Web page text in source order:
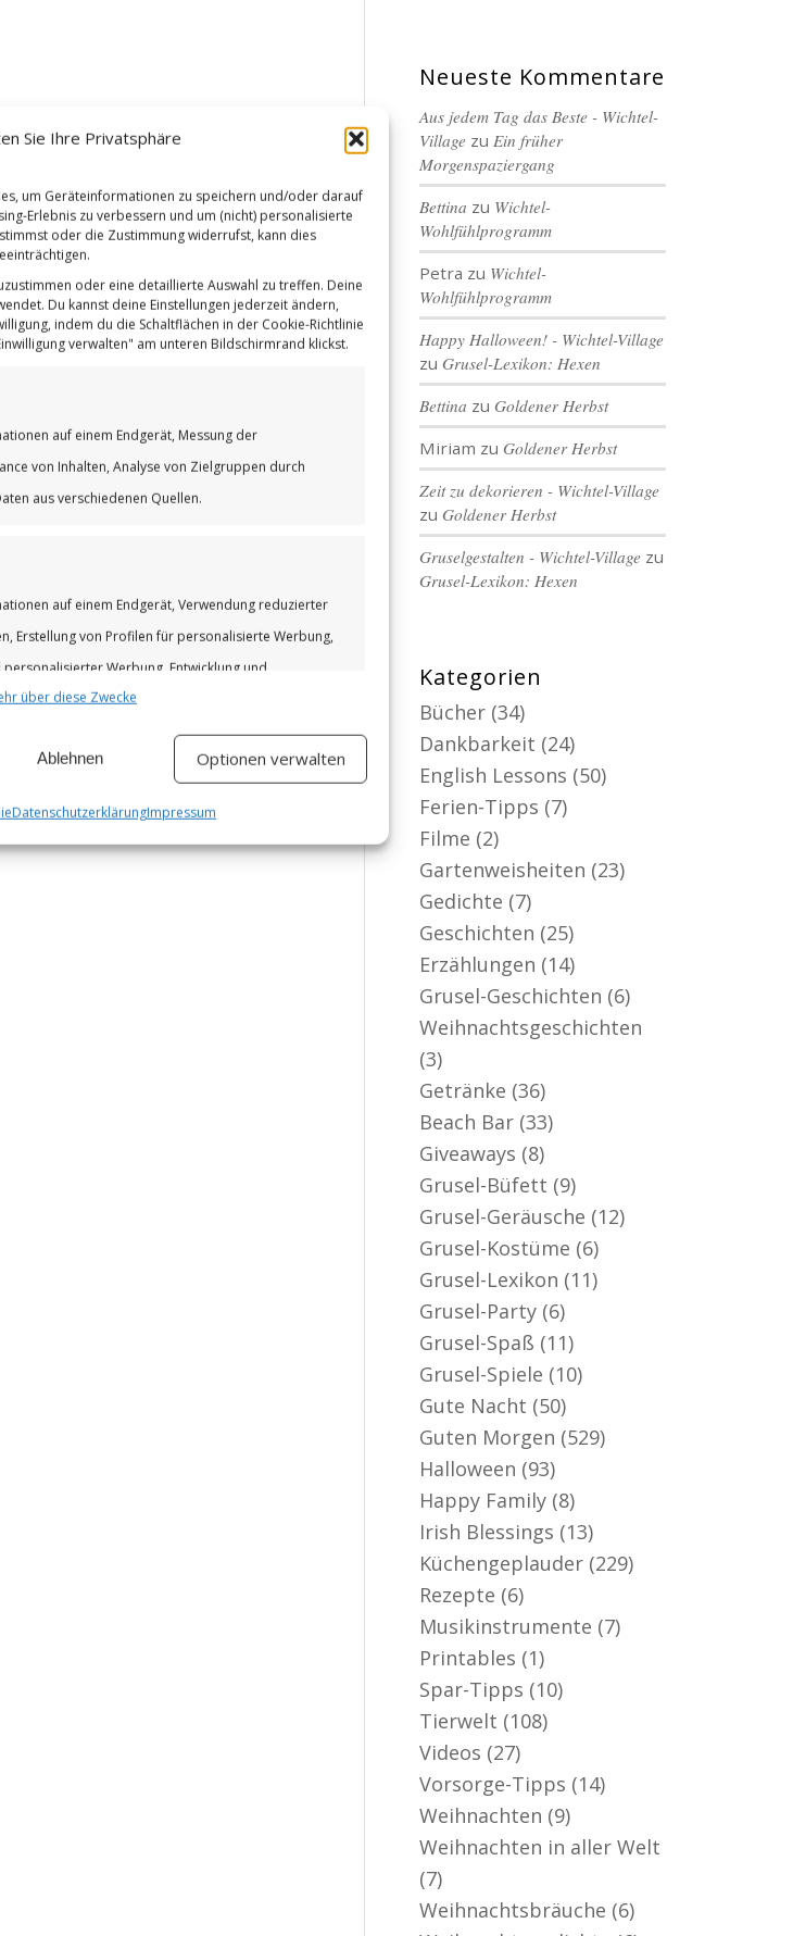
Sie Ihre Privatsphäre
um Geräteinformationen zu speichern und/oder darauf
Erlebnis zu verbessern und um (nicht) personalisierte
oder die Zustimmung widerrufst, kann dies
oder eine detaillierte Auswahl zu treffen. Deine
Du kannst deine Einstellungen jederzeit ändern,
indem du die Schaltflächen in der Cookie-Richtlinie
verwalten" am unteren Bildschirmrand klickst.
auf einem Endgerät, Messung der
von Inhalten, Analyse von Zielgruppen durch
aus verschiedenen Quellen.
auf einem Endgerät, Verwendung reduzierter
Erstellung von Profilen für personalisierte Werbung,
Werbung, Entwicklung und
Immer aktiv
aus unterschiedlichen Quellen,
über diese Zwecke
Ablehnen Optionen verwalten
DatenschutzerklärungImpressum
Neueste Kommentare
Aus jedem Tag das Beste - Wichtel-
Village zuEin früher
Morgenspaziergang
Bettina zu Wichtel-
Wohlfühlprogramm
Petra zu Wichtel-
Wohlfühlprogramm
Happy Halloween! - Wichtel-Village
zuGrusel-Lexikon: Hexen
Bettina zuGoldener Herbst
Miriam zuGoldener Herbst
Zeit zu dekorieren - Wichtel-Village
zuGoldener Herbst
Gruselgestalten - Wichtel-Village zu
Grusel-Lexikon: Hexen
Kategorien
Bücher (34)
Dankbarkeit (24)
English Lessons (50)
Ferien-Tipps (7)
Filme (2)
Gartenweisheiten (23)
Gedichte (7)
Geschichten (25)
Erzählungen (14)
Grusel-Geschichten (6)
Weihnachtsgeschichten
(3)
Getränke (36)
Beach Bar (33)
Giveaways (8)
Grusel-Büfett (9)
Grusel-Geräusche (12)
Grusel-Kostüme (6)
Grusel-Lexikon (11)
Grusel-Party (6)
Grusel-Spaß (11)
Grusel-Spiele (10)
Gute Nacht (50)
Guten Morgen (529)
Halloween (93)
Happy Family (8)
Irish Blessings (13)
Küchengeplauder (229)
Rezepte (6)
Musikinstrumente (7)
Printables (1)
Spar-Tipps (10)
Tierwelt (108)
Videos (27)
Vorsorge-Tipps (14)
Weihnachten (9)
Weihnachten in aller Welt
(7)
Weihnachtsbräuche (6)